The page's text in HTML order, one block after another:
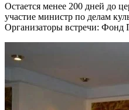
Остается менее 200 дней до
участие министр по делам
Организаторы встречи: